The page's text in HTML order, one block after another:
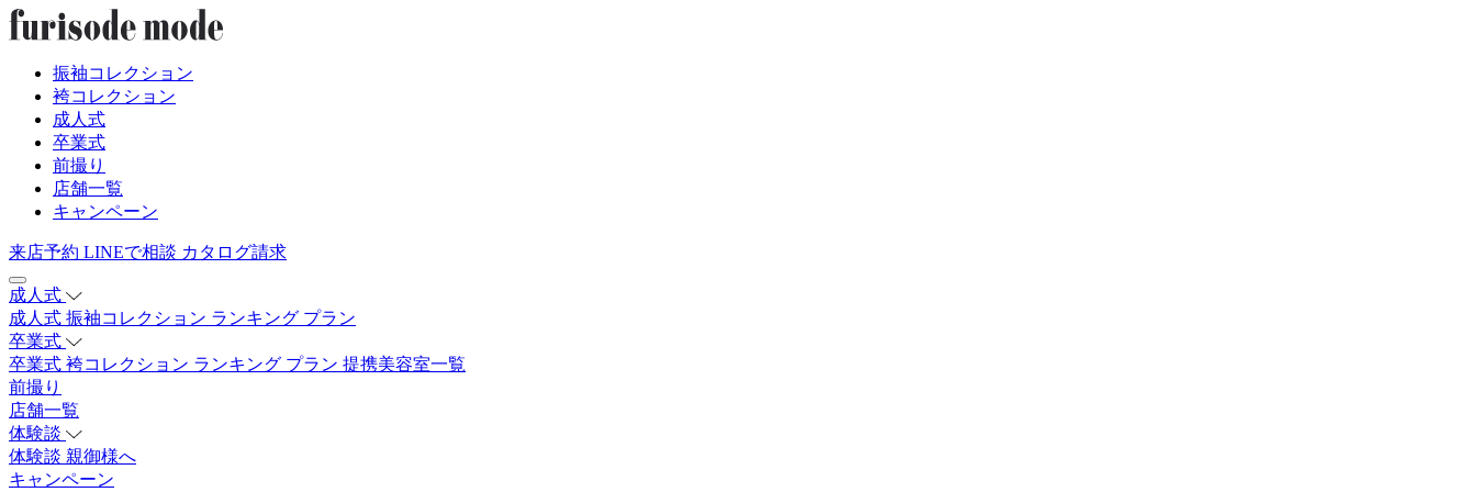
振袖コレクション
袴コレクション
成人式
卒業式
前撮り
店舗一覧
キャンペーン
来店予約 LINEで相談 カタログ請求
成人式
成人式 振袖コレクション ランキング プラン
卒業式
卒業式 袴コレクション ランキング プラン 提携美容室一覧
前撮り
店舗一覧
体験談
体験談 親御様へ
キャンペーン